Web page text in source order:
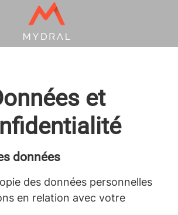
et
données
des données personnelles
en relation avec votre